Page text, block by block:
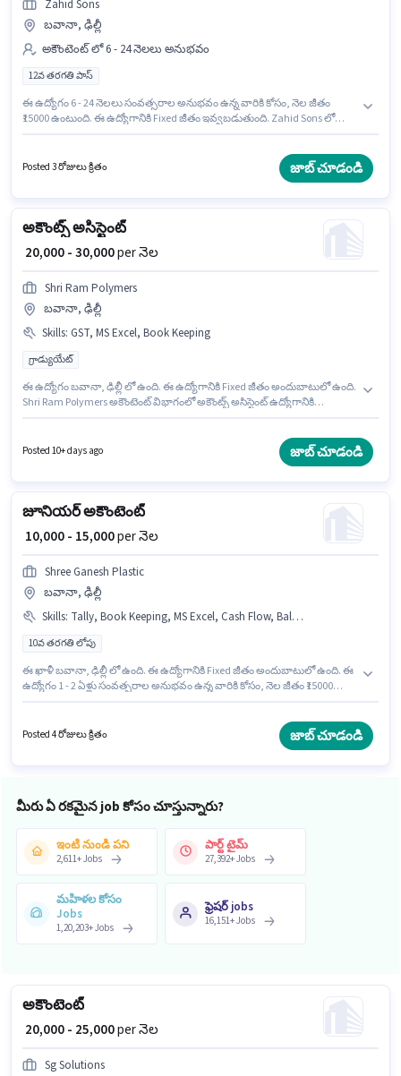
Zahid Sons
బవానా, ఢిల్లీ
అకౌంటెంట్ లో 6 - 24 నెలలు అనుభవం
12వ తరగతి పాస్
ఈ ఉద్యోగం 6 - 24 నెలలు సంవత్సరాల అనుభవం ఉన్న వారికి కోసం, నెల జీతం
₹15000 ఉంటుంది. ఈ ఉద్యోగానికి Fixed జీతం ఇవ్వబడుతుంది. Zahid Sons లో
Posted 3 రోజులు క్రితం జాబ్ చూడండి
అకౌంట్స్ అసిస్టెంట్
₹ 20,000 - 30,000per నెల
Shri Ram Polymers
బవానా, ఢిల్లీ
Skills: GST, MS Excel, Book Keeping
గ్రాడ్యుయేట్
ఈ ఉద్యోగం బవానా, ఢిల్లీ లో ఉంది. ఈ ఉద్యోగానికి Fixed జీతం అందుబాటులో ఉంది.
Shri Ram Polymers అకౌంటెంట్ విభాగంలో అకౌంట్స్ అసిస్టెంట్ ఉద్యోగానికి
కలిగి ఉండాలి. ఈ ఉద్యోగం 2 - 6 ఏళ్లు సంవత్సరాల అనుభవం ఉన్న వారికి కోసం
అనుకూలంగా ఉంటుంది. మీరు నెలకు ₹30000 వరకు సంపాదించవచ్చు.
Posted 10+ days ago జాబ్ చూడండి
జూనియర్ అకౌంటెంట్
₹ 10,000 - 15,000per నెల
Shree Ganesh Plastic
బవానా, ఢిల్లీ
Skills: Tally, Book Keeping, MS Excel, Cash Flow, Balance Sheet
10వ తరగతి లోపు
ఈ ఖాళీ బవానా, ఢిల్లీ లో ఉంది. ఈ ఉద్యోగానికి Fixed జీతం అందుబాటులో ఉంది. ఈ
ఉద్యోగం 1 - 2 ఏళ్లు సంవత్సరాల అనుభవం ఉన్న వారికి కోసం, నెల జీతం ₹15000
ఈ ఉద్యోగానికి అభ్యర్థి వద్ద Balance Sheet, Book Keeping, Cash Flow, MS
Posted 4 రోజులు క్రితం జాబ్ చూడండి
మీరు ఏ రకమైన job కోసం చూస్తున్నారు?
ఇంటి నుండి పని
2,611+Jobs
పార్ట్ టైమ్
27,392+Jobs
మహిళల కోసం
Jobs
1,20,203+Jobs
ఫ్రెషర్ jobs
16,151+Jobs
అకౌంటెంట్
₹ 20,000 - 25,000per నెల
Sg Solutions